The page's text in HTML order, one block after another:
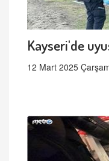
Kayseri'de
12 Mart 2025